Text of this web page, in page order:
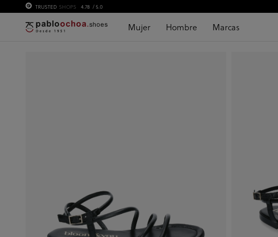
TRUSTED SHOPS 4.78 / 5.0
Mujer Hombre Marcas